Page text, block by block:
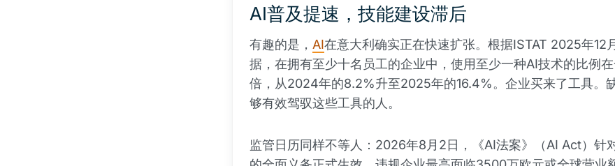
AI普及提速，技能建设滞后
有趣的是， AI在意大利确实正在快速扩张。根据ISTAT 2025年12
据，在拥有至少十名员工的企业中，使用至少一种AI技术的比例
倍，从2024年的8.2%升至2025年的16.4%。企业买来了工具。
够有效驾驭这些工具的人。
监管日历同样不等人：2026年8月2日，《AI法案》（AI Act）针